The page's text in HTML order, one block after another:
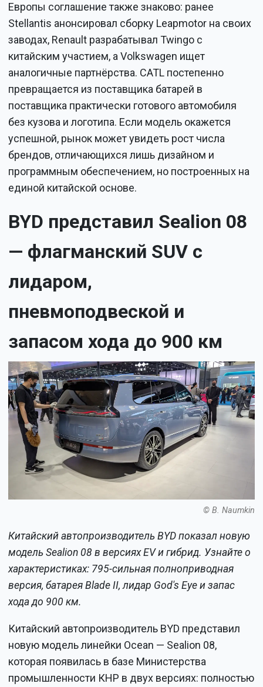
Европы соглашение также знаково: ранее
Stellantis анонсировал сборку Leapmotor на своих
заводах, Renault разрабатывал Twingo с
китайским участием, а Volkswagen ищет
аналогичные партнёрства. CATL постепенно
превращается из поставщика батарей в
поставщика практически готового автомобиля
без кузова и логотипа. Если модель окажется
успешной, рынок может увидеть рост числа
брендов, отличающихся лишь дизайном и
программным обеспечением, но построенных на
единой китайской основе.
BYD представил Sealion 08
— флагманский SUV с
лидаром,
пневмоподвеской и
запасом хода до 900 км
© B. Naumkin
Китайский автопроизводитель BYD показал новую
модель Sealion 08 в версиях EV и гибрид. Узнайте о
характеристиках: 795-сильная полноприводная
версия, батарея Blade II, лидар God's Eye и запас
хода до 900 км.
Китайский автопроизводитель BYD представил
новую модель линейки Ocean — Sealion 08,
которая появилась в базе Министерства
промышленности КНР в двух версиях: полностью